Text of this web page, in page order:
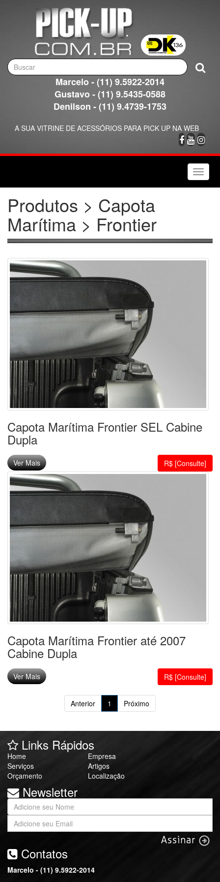
Marcelo - (11) 9.5922-2014
Gustavo - (11) 9.5435-0588
Denilson - (11) 9.4739-1753
A SUA VITRINE DE ACESSÓRIOS PARA PICK UP NA WEB
Toggle
Produtos > Capota
Marítima > Frontier
Capota Marítima Frontier SEL Cabine
Dupla
Ver Mais R$ [Consulte]
Capota Marítima Frontier até 2007
Cabine Dupla
Ver Mais R$ [Consulte]
Anterior 1 Próximo
Links Rápidos
Home
Empresa
Serviços
Artigos
Orçamento
Localização
Newsletter
Contatos
Marcelo - (11) 9.5922-2014